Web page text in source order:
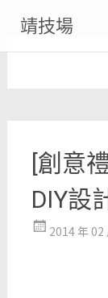
content
靖技場
[創意
DIY設
2014 年 02